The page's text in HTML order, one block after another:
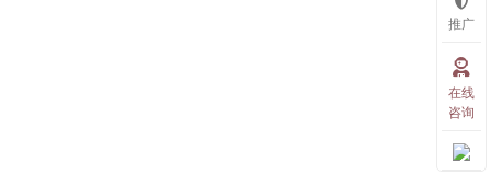
推广
在线
咨询